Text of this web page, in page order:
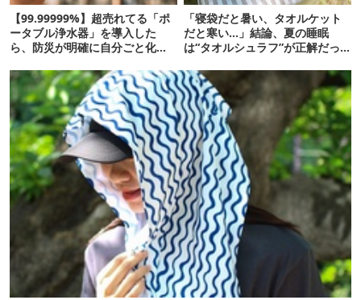
【99.99999%】超売れてる「ポ
ータブル浄水器」を導入した
ら、防災が明確に自分ごと化し
「寝袋だと暑い、タオルケット
だと寒い…」結論、夏の睡眠
は“タオルシュラフ”が正解だっ